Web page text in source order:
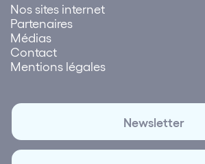
Nos sites internet
Partenaires
Médias
Contact
Mentions légales
Newsletter